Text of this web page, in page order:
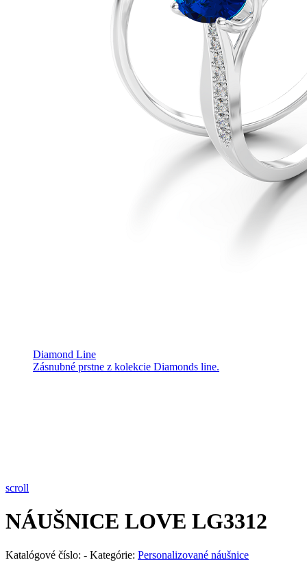
Diamond Line
Zásnubné prstne z kolekcie Diamonds line.
scroll
NÁUŠNICE LOVE LG3312
Katalógové číslo: - Kategórie: Personalizované náušnice